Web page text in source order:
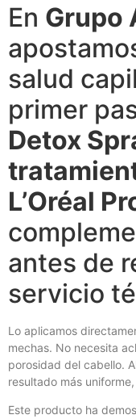
En Grupo
salud
primer
Detox
L’Oréal
antes de
servicio
Lo aplicamos
mechas. No necesita
porosidad del cabello.
resultado más
Este producto ha